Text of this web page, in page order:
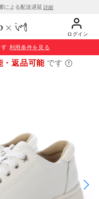
による配送遅延 詳細
ログイン
利用条件を見る
・返品可能 です